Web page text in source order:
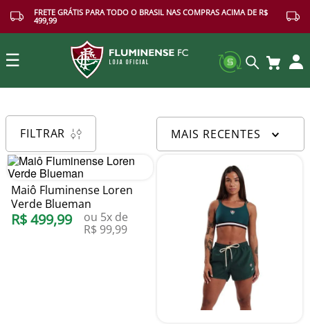
FRETE GRÁTIS PARA TODO O BRASIL NAS COMPRAS ACIMA DE R$
499,99
☰
FILTRAR MAIS RECENTES
Maiô Fluminense Loren
Verde Blueman
R$499,99 ou 5x de
R$ 99,99